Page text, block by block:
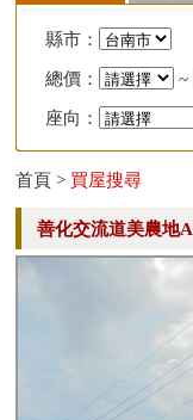
縣市：
總價： ~
座向：
首頁 > 買屋搜尋
善化交流道美農地A